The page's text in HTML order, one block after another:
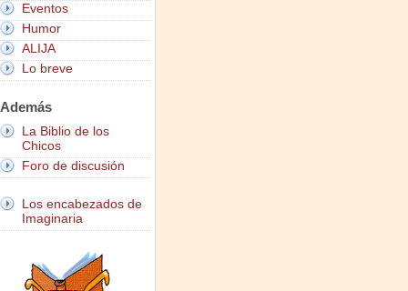
Eventos
Humor
ALIJA
Lo breve
Además
La Biblio de los
Chicos
Foro de discusión
Los encabezados de
Imaginaria